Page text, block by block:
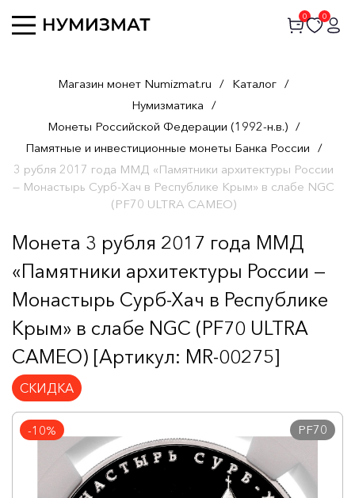
0 0
Магазин монет Numizmat.ru / Каталог /
Нумизматика /
Монеты Российской Федерации (1992-н.в.) /
Памятные и инвестиционные монеты Банка России /
3 рубля 2017 года ММД «Памятники архитектуры России
— Монастырь Сурб-Хач в Республике Крым» в слабе NGC
(PF70 ULTRA CAMEO)
Монета 3 рубля 2017 года ММД
«Памятники архитектуры России —
Монастырь Сурб-Хач в Республике
Крым» в слабе NGC (PF70 ULTRA
CAMEO) [Артикул: MR-00275]
СКИДКА
-10% PF70